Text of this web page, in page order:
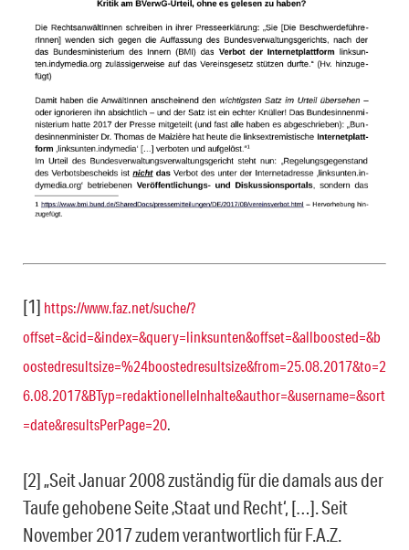
[1] https://www.faz.net/suche/?
offset=&cid=&index=&query=linksunten&offset=&allboosted=&b
oostedresultsize=%24boostedresultsize&from=25.08.2017&to=2
6.08.2017&BTyp=redaktionelleInhalte&author=&username=&sort
=date&resultsPerPage=20.
[2] „Seit Januar 2008 zuständig für die damals aus der
Taufe gehobene Seite ‚Staat und Recht‘, […]. Seit
November 2017 zudem verantwortlich für F.A.Z.